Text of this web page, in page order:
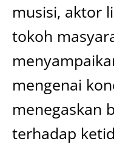
musisi, aktor
tokoh
mengenai
menegaskan
terhadap